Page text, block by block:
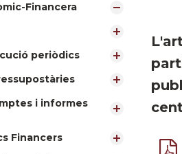
Financera
periòdics
i informes
Financers